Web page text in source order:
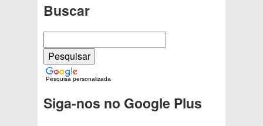
Buscar
Pesquisa personalizada
Siga-nos no Google Plus